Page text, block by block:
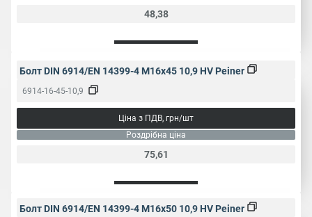
48,38
Болт DIN 6914/EN 14399-4 M16x45 10,9 HV Peiner
6914-16-45-10,9
Ціна з ПДВ, грн/шт
Роздрібна ціна
75,61
Болт DIN 6914/EN 14399-4 M16x50 10,9 HV Peiner